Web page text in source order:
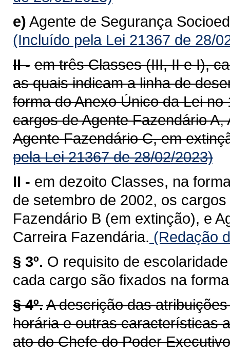
e) Agente de Segurança
(Incluído pela Lei 21367 de 28/
II - em três Classes (III, II e I),
as quais indicam a linha de
forma do Anexo Único da Lei
cargos de Agente Fazendário
Agente Fazendário C, em
pela Lei 21367 de 28/02/2023)
II - em dezoito Classes, na
de setembro de 2002, os
Fazendário B (em extinção), e
Carreira Fazendária. (Redação
§ 3º. O requisito de
cada cargo são fixados na
§ 4º.A descrição das
horária e outras características
ato do Chefe do Poder